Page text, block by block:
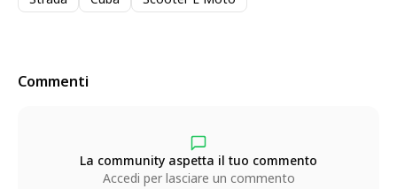
Commenti
La community aspetta il tuo commento
Accedi per lasciare un commento